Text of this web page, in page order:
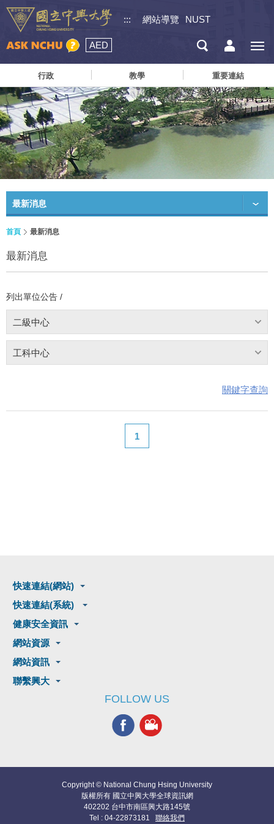
::: 網站導覽 NUST
AED
行政 教學 重要連結
最新消息
首頁 最新消息
最新消息
列出單位公告 /
二級中心
工科中心
關鍵字查詢
1
快速連結(網站)
快速連結(系統)
健康安全資訊
網站資源
網站資訊
聯繫興大
FOLLOW US
Copyright © National Chung Hsing University
版權所有 國立中興大學全球資訊網
402202 台中市南區興大路145號
Tel : 04-22873181 聯絡我們